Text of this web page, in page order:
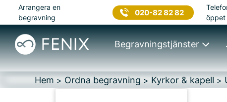
Arrangera en
begravning
020-82 82 82
öppet
Begravningstjänster
Hem > Ordna begravning > Kyrkor & kapell >